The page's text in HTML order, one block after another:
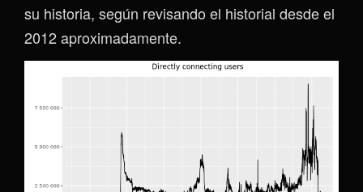
su historia, según revisando el historial desde el
2012 aproximadamente.